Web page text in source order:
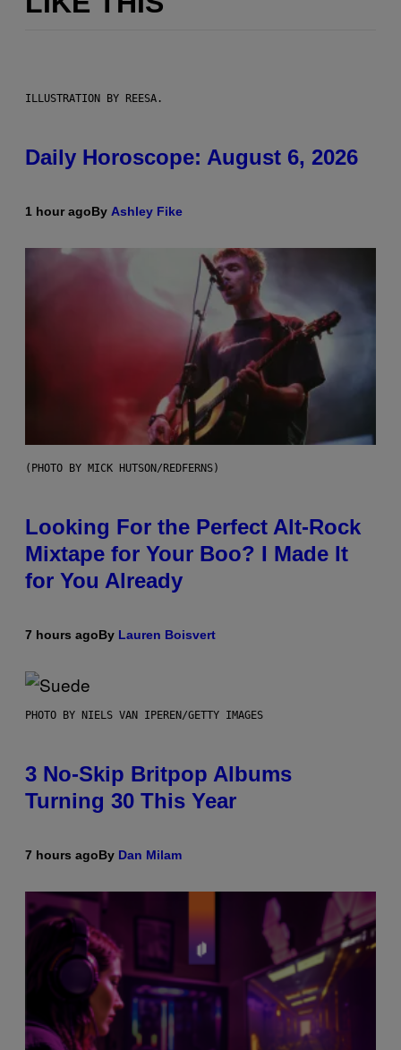
ILLUSTRATION BY REESA.
Daily Horoscope: August 6, 2026
1 hour agoBy Ashley Fike
(PHOTO BY MICK HUTSON/REDFERNS)
Looking For the Perfect Alt-Rock
Mixtape for Your Boo? I Made It
for You Already
7 hours agoBy Lauren Boisvert
PHOTO BY NIELS VAN IPEREN/GETTY IMAGES
3 No-Skip Britpop Albums
Turning 30 This Year
7 hours agoBy Dan Milam